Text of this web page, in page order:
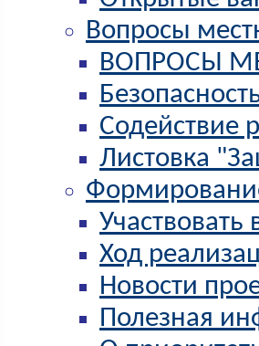
Вопросы
ВОПРОСЫ
Содействие
Листовка
Участвовать
Ход
Новости
Полезная